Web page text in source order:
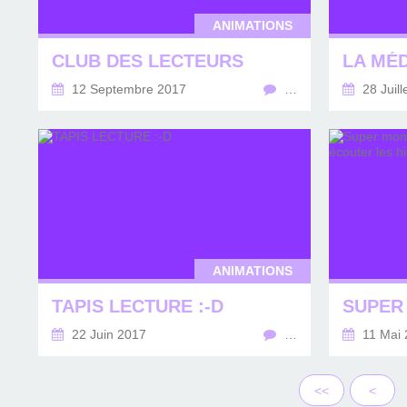
ANIMATIONS
CLUB DES LECTEURS
12 Septembre 2017 28
ANIMATIONS
TAPIS LECTURE :-D
22 Juin 2017 11 Mai
<< <